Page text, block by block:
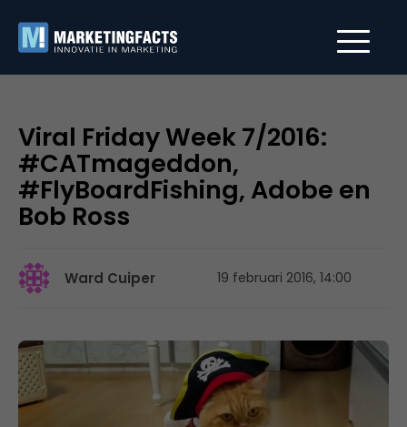
Viral Friday Week 7/2016:
#CATmageddon,
#FlyBoardFishing, Adobe en
Bob Ross
Ward Cuiper 19 februari 2016, 14:00